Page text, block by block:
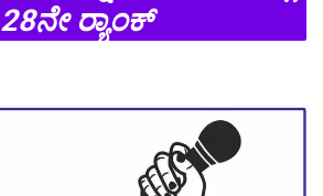
28ನೇ ರ‍್ಯಾಂಕ್